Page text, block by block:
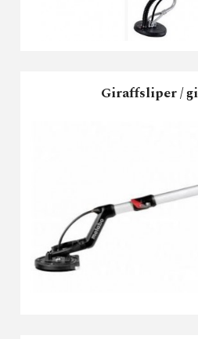
Giraffsliper /